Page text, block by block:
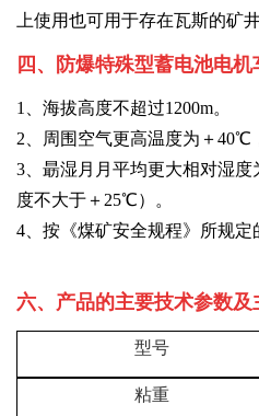
上使用也可用于存在瓦斯的矿井
四、防爆特殊型蓄电池电
1、海拔高度不超过1200m。
2、周围空气更高温度为＋40℃
3、朂湿月月平均更大相对湿度
度不大于＋25℃）。
4、按《煤矿安全规程》所规定
六、产品的主要技术参数
型号
粘重